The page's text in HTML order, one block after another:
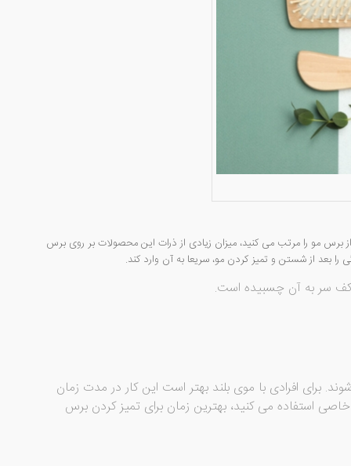
از برس مو را مرتب می کنید، میزان زیادی از ذرات این محصولات بر روی برس
بعد از شستن و تمیز کردن مو، سریعا به آن وارد کند.
کف سر به آن چسبیده است.
برای افرادی با موی بلند بهتر است این کار در مدت زمان
استفاده می کنید، بهترین زمان برای تمیز کردن برس